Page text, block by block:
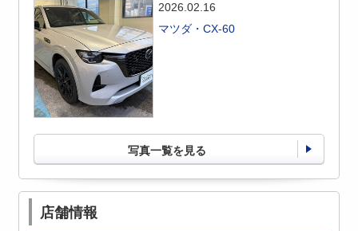
2026.02.16
マツダ・CX-60
写真一覧を見る
店舗情報